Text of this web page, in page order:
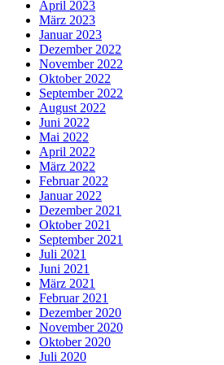
April 2023
März 2023
Januar 2023
Dezember 2022
November 2022
Oktober 2022
September 2022
August 2022
Juni 2022
Mai 2022
April 2022
März 2022
Februar 2022
Januar 2022
Dezember 2021
Oktober 2021
September 2021
Juli 2021
Juni 2021
März 2021
Februar 2021
Dezember 2020
November 2020
Oktober 2020
Juli 2020